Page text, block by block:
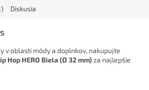
Diskusia
v oblasti módy a doplnkov, nakupujte
Hop HERO Biela (Ø 32 mm)za najlepšie